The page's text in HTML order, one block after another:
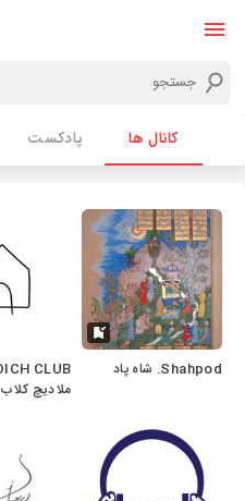
کانال ها پادکست
Shahpod. شاه پاد
ملادیچ کلاب